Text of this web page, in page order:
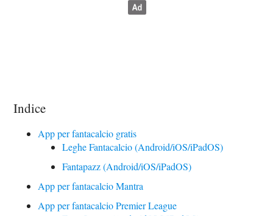
Indice
App per fantacalcio gratis
Leghe Fantacalcio (Android/iOS/iPadOS)
Fantapazz (Android/iOS/iPadOS)
App per fantacalcio Mantra
App per fantacalcio Premier League